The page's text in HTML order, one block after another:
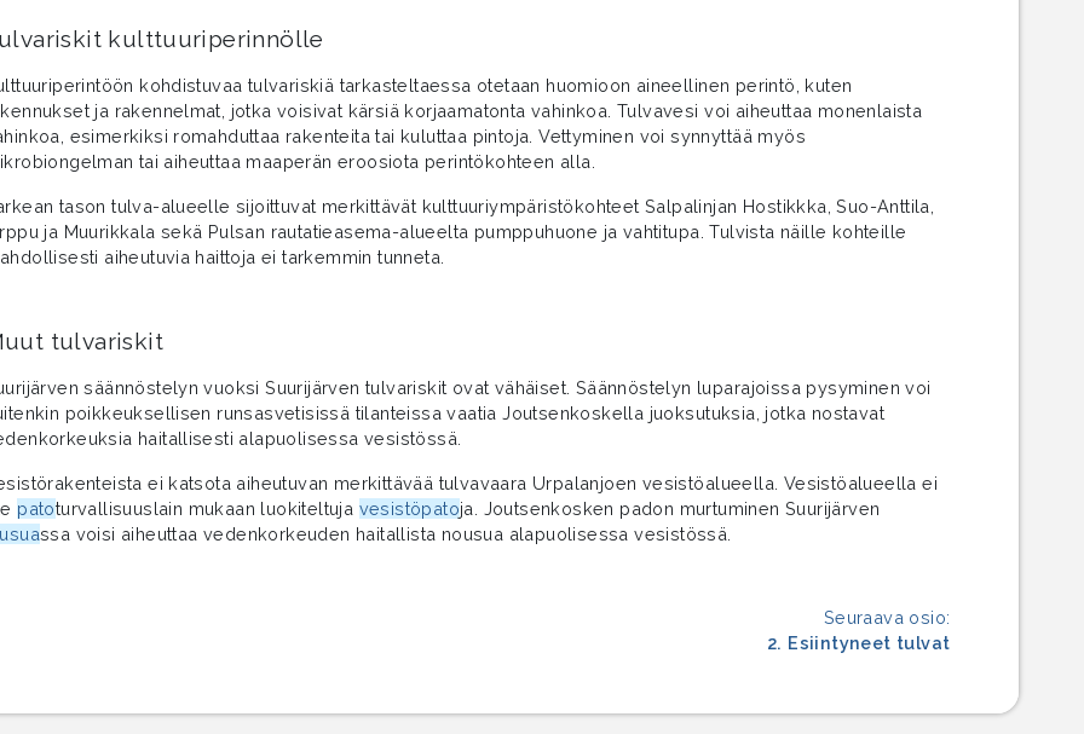
kulttuuriperinnölle
kohdistuvaa tulvariskiä tarkasteltaessa otetaan huomioon aineellinen perintö, kuten
ja rakennelmat, jotka voisivat kärsiä korjaamatonta vahinkoa. Tulvavesi voi aiheuttaa monenlaista
esimerkiksi romahduttaa rakenteita tai kuluttaa pintoja. Vettyminen voi synnyttää myös
tai aiheuttaa maaperän eroosiota perintökohteen alla.
tason tulva-alueelle sijoittuvat merkittävät kulttuuriympäristökohteet Salpalinjan Hostikkka, Suo-Anttila,
ja Muurikkala sekä Pulsan rautatieasema-alueelta pumppuhuone ja vahtitupa. Tulvista näille kohteille
aiheutuvia haittoja ei tarkemmin tunneta.
tulvariskit
säännöstelyn vuoksi Suurijärven tulvariskit ovat vähäiset. Säännöstelyn luparajoissa pysyminen voi
poikkeuksellisen runsasvetisissä tilanteissa vaatia Joutsenkoskella juoksutuksia, jotka nostavat
haitallisesti alapuolisessa vesistössä.
ei katsota aiheutuvan merkittävää tulvavaara Urpalanjoen vesistöalueella. Vesistöalueella ei
patoturvallisuuslain mukaan luokiteltuja vesistöpatoja. Joutsenkosken padon murtuminen Suurijärven
ssa voisi aiheuttaa vedenkorkeuden haitallista nousua alapuolisessa vesistössä.
Seuraava osio:
2. Esiintyneet tulvat